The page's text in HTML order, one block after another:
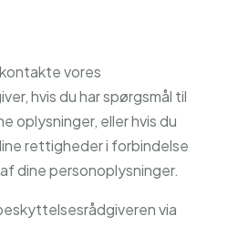
vores
hvis du har spørgsmål til
oplysninger, eller hvis du
rettigheder i forbindelse
dine personoplysninger.
via